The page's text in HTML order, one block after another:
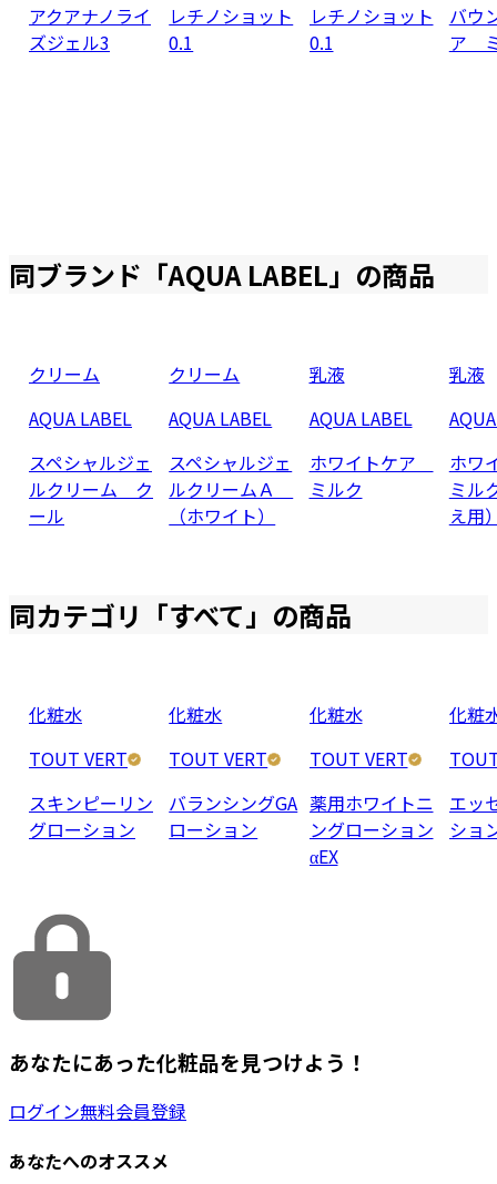
アクアナノライ
ズジェル3
レチノショット
0.1
レチノショット
0.1
バウ
ア
同ブランド「AQUA LABEL 」の商品
クリーム
AQUA LABEL
スペシャルジェ
ルクリーム ク
ール
クリーム
AQUA LABEL
スペシャルジェ
ルクリームＡ
（ホワイト）
乳液
AQUA LABEL
ホワイトケア
ミルク
乳液
ホワ
ミル
え用
同カテゴリ「すべて 」の商品
化粧水
TOUT VERT
スキンピーリン
グローション
化粧水
TOUT VERT
バランシングGA
ローション
化粧水
TOUT VERT
薬用ホワイトニ
ングローション
αEX
化粧
エッ
ショ
あなたにあった化粧品を見つけよう！
ログイン無料会員登録
あなたへのオススメ